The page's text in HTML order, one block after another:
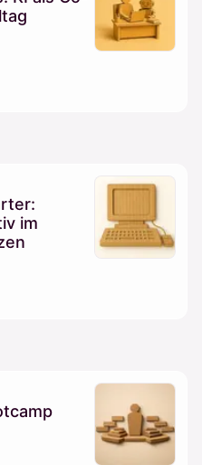
im